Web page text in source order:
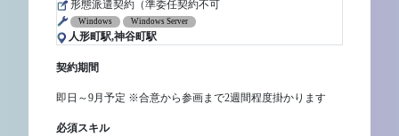
形態派遣契約（準委任契約不可
Windows Windows Server
人形町駅,神谷町駅
契約期間
即日～9月予定 ※合意から参画まで2週間程度掛かります
必須スキル